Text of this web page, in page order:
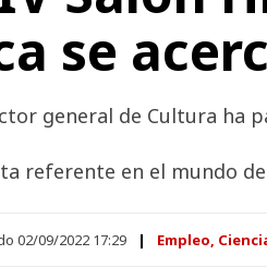
se
general de Cultura ha
referente en el mundo
02/09/2022 17:29 Empleo,